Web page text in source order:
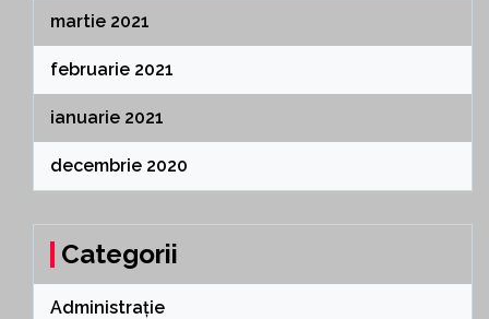
martie 2021
februarie 2021
ianuarie 2021
decembrie 2020
Categorii
Administrație